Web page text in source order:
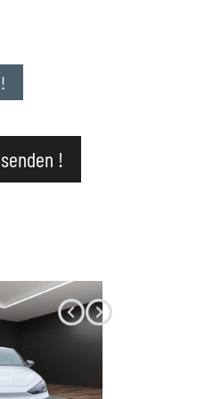
!